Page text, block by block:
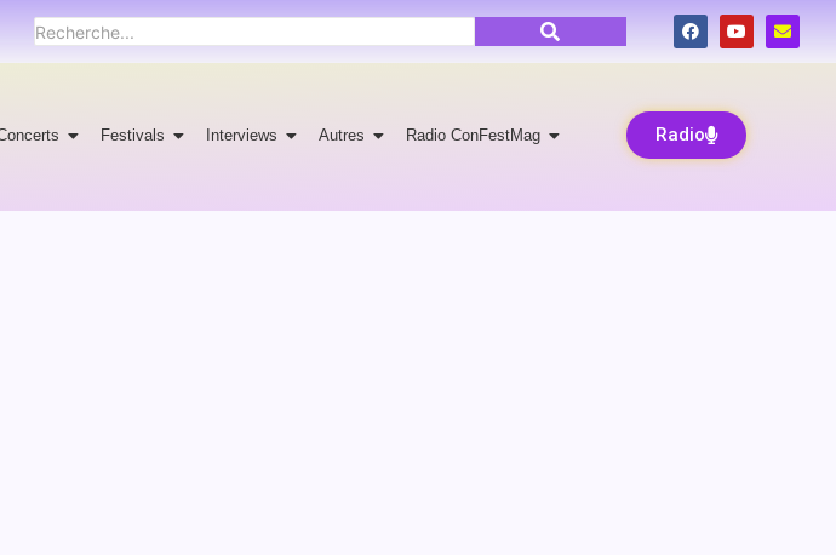
Festivals Interviews Autres Radio ConFestMag Radio